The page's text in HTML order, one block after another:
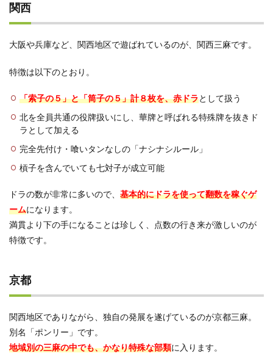
関西
大阪や兵庫など、関西地区で遊ばれているのが、関西三麻です。
特徴は以下のとおり。
「索子の５」と「筒子の５」計８枚を、赤ドラとして扱う
北を全員共通の役牌扱いにし、華牌と呼ばれる特殊牌を抜きド
ラとして加える
完全先付け・喰いタンなしの「ナシナシルール」
槓子を含んでいても七対子が成立可能
ドラの数が非常に多いので、 基本的にドラを使って翻数を稼ぐゲ
ームになります。
満貫より下の手になることは珍しく、点数の行き来が激しいのが
特徴です。
京都
関西地区でありながら、独自の発展を遂げているのが京都三麻。
別名「ポンリー」です。
地域別の三麻の中でも、かなり特殊な部類に入ります。